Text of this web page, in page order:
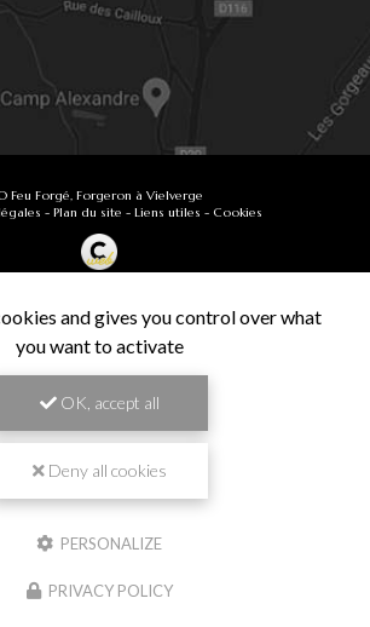
Feu Forgé, Forgeron à Vielverge
- Plan du site - Liens utiles - Cookies
9.9/10
VÉRIFIÉ
and gives you control over what
you want to activate
OK, accept all
Deny all cookies
PERSONALIZE
PRIVACY POLICY